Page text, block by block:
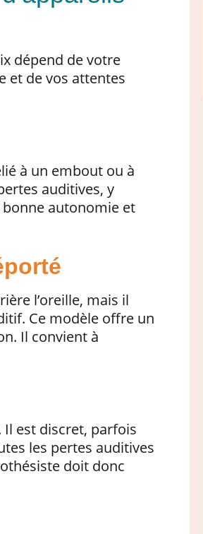
dépend de votre
et de vos attentes
à un embout ou à
auditives, y
autonomie et
l’oreille, mais il
Ce modèle offre un
Il convient à
Il est discret, parfois
les pertes auditives
doit donc